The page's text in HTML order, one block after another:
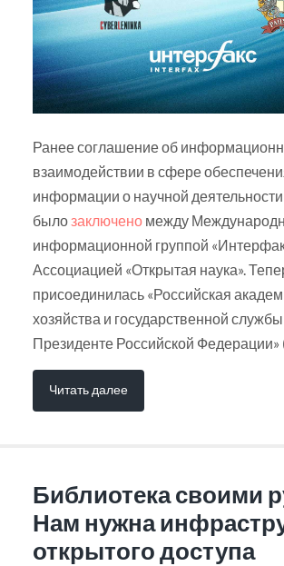
Ранее соглашение об
взаимодействии в сфере
информации о научной
былозаключеномежду
информационной группой
Ассоциацией «Открытая наука».
присоединилась «Российская
хозяйства и государственной
Президенте Российской
Читать далее
Библиотека своими
Нам нужна
открытого доступа